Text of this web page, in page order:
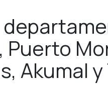
Puerto
Akumal